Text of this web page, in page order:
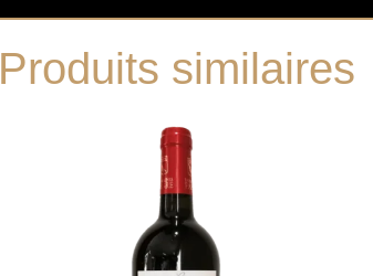
Produits similaires